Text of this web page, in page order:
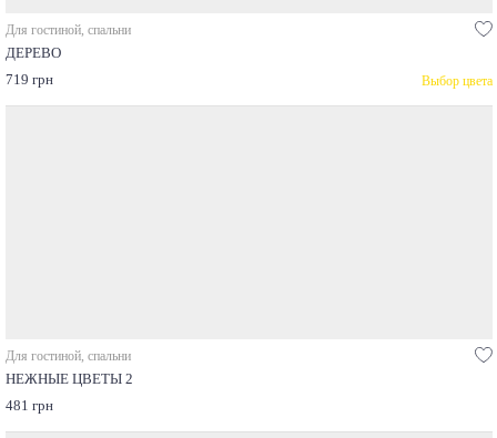
Для гостиной, спальни
ДЕРЕВО
719 грн
Выбор цвета
Для гостиной, спальни
НЕЖНЫЕ ЦВЕТЫ 2
481 грн